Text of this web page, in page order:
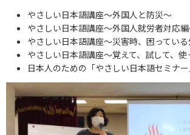
やさしい日本語講座～外国人と防災～
やさしい日本語講座～外国人就労者対応
やさしい日本語講座～災害時、困ってい
やさしい日本語講座～覚えて、試して、使
日本人のための「やさしい日本語セミナ